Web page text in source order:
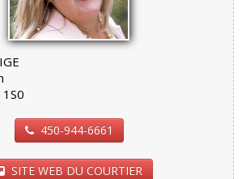
450-944-6661
SITE WEB DU COURTIER